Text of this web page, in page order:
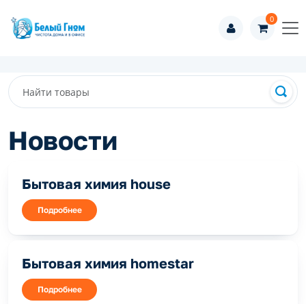
0
Новости
Бытовая химия house
Подробнее
Бытовая химия homestar
Подробнее